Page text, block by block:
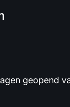
geopend